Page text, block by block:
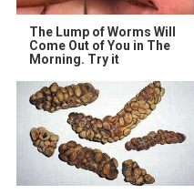
The Lump of Worms Will
Come Out of You in The
Morning. Try it